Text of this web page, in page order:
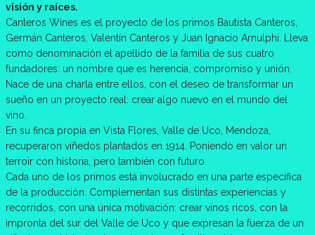
visión y raíces.
Canteros Wines es el proyecto de los primos Bautista Canteros,
Germán Canteros, Valentín Canteros y Juan Ignacio Arnulphi. Lleva
como denominación el apellido de la familia de sus cuatro
fundadores: un nombre que es herencia, compromiso y unión.
Nace de una charla entre ellos, con el deseo de transformar un
sueño en un proyecto real: crear algo nuevo en el mundo del
vino.
En su finca propia en Vista Flores, Valle de Uco, Mendoza,
recuperaron viñedos plantados en 1914. Poniendo en valor un
terroir con historia, pero también con futuro.
Cada uno de los primos está involucrado en una parte específica
de la producción. Complementan sus distintas experiencias y
recorridos, con una única motivación: crear vinos ricos, con la
impronta del sur del Valle de Uco y que expresan la fuerza de un